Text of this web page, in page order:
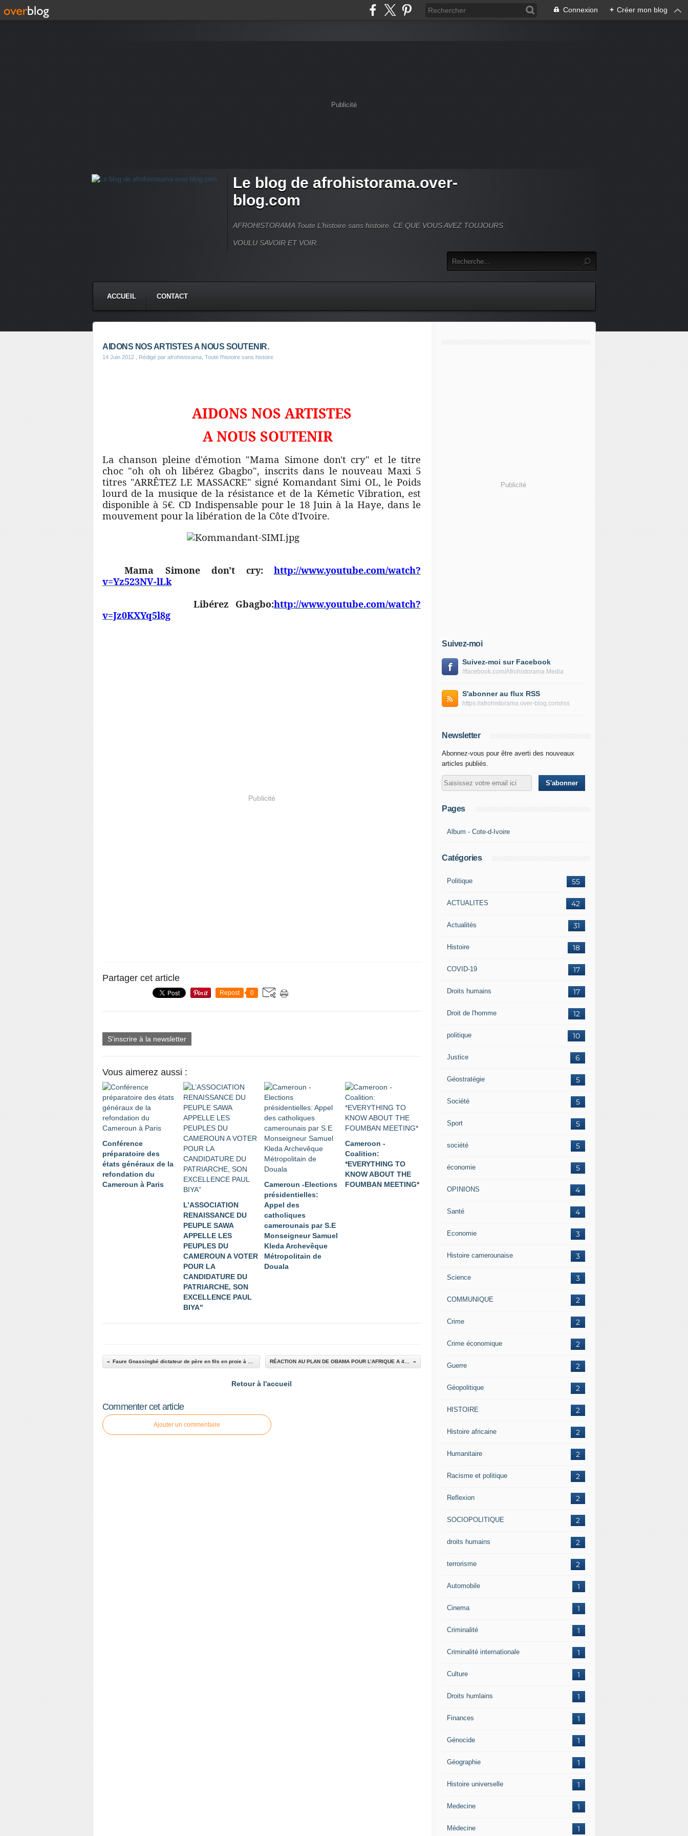
Connexion + Créer mon blog
Publicité
Le blog de afrohistorama.over-
blog.com
AFROHISTORAMA Toute L’histoire sans histoire. CE QUE VOUS AVEZ TOUJOURS
VOULU SAVOIR ET VOIR.
ACCUEIL CONTACT
AIDONS NOS ARTISTES A NOUS SOUTENIR.
14 Juin 2012 , Rédigé par afrohistorama, Toute l'histoire sans histoire
AIDONS NOS ARTISTES
A NOUS SOUTENIR
La chanson pleine d'émotion "Mama Simone don't cry" et le titre
choc "oh oh oh libérez Gbagbo", inscrits dans le nouveau Maxi 5
titres "ARRÊTEZ LE MASSACRE" signé Komandant Simi OL, le Poids
lourd de la musique de la résistance et de la Kémetic Vibration, est
disponible à 5€. CD Indispensable pour le 18 Juin à la Haye, dans le
mouvement pour la libération de la Côte d'Ivoire.
Mama Simone don't cry:
http://www.youtube.com/watch?
v=Yz523NV-lLk
Libérez Gbagbo:http://www.youtube.com/watch?
v=Jz0KXYq5l8g
Publicité
Partager cet article
Repost 0
S'inscrire à la newsletter
Vous aimerez aussi :
Conférence
préparatoire des
états généraux de la
refondation du
Cameroun à Paris
L’ASSOCIATION
RENAISSANCE DU
PEUPLE SAWA
APPELLE LES
PEUPLES DU
CAMEROUN A VOTER
POUR LA
CANDIDATURE DU
PATRIARCHE, SON
EXCELLENCE PAUL
BIYA"
Cameroun -Elections
présidentielles:
Appel des
catholiques
camerounais par S.E
Monseigneur Samuel
Kleda Archevêque
Métropolitain de
Douala
Cameroon -
Coalition:
*EVERYTHING TO
KNOW ABOUT THE
FOUMBAN MEETING*
Retour à l'accueil
Commenter cet article
Ajouter un commentaire
Publicité
Suivez-moi
Suivez-moi sur Facebook
//facebook.com/Afrohistorama Media
S'abonner au flux RSS
https://afrohistorama.over-blog.com/rss
Newsletter
Abonnez-vous pour être averti des nouveaux
articles publiés.
Pages
Album - Cote-d-Ivoire
Catégories
55
Politique
42
ACTUALITES
31
Actualités
18
Histoire
17
COVID-19
17
Droits humains
12
Droit de l'homme
10
politique
6
Justice
5
Géostratégie
5
Société
5
Sport
5
société
5
économie
4
OPINIONS
4
Santé
3
Economie
3
Histoire camerounaise
3
Science
2
COMMUNIQUE
2
Crime
2
Crime économique
2
Guerre
2
Géopolitique
2
HISTOIRE
2
Histoire africaine
2
Humanitaire
2
Racisme et politique
2
Reflexion
2
SOCIOPOLITIQUE
2
droits humains
2
terrorisme
1
Automobile
1
Cinema
1
Criminalité
1
Criminalité internationale
1
Culture
1
Droits humlains
1
Finances
1
Génocide
1
Géographie
1
Histoire universelle
1
Medecine
1
Médecine